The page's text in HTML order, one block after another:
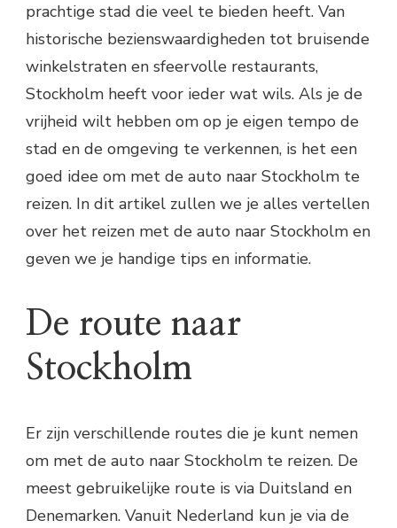
prachtige stad die veel te bieden heeft. Van
historische bezienswaardigheden tot bruisende
winkelstraten en sfeervolle restaurants,
Stockholm heeft voor ieder wat wils. Als je de
vrijheid wilt hebben om op je eigen tempo de
stad en de omgeving te verkennen, is het een
goed idee om met de auto naar Stockholm te
reizen. In dit artikel zullen we je alles vertellen
over het reizen met de auto naar Stockholm en
geven we je handige tips en informatie.
De route naar
Stockholm
Er zijn verschillende routes die je kunt nemen
om met de auto naar Stockholm te reizen. De
meest gebruikelijke route is via Duitsland en
Denemarken. Vanuit Nederland kun je via de